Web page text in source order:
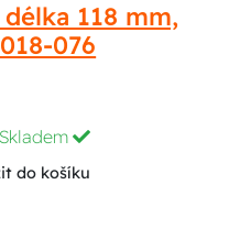
118 mm,
076
Skladem
do košíku